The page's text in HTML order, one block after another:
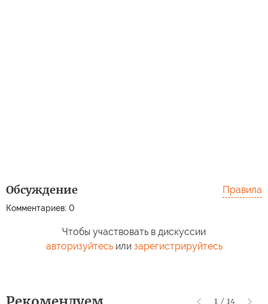
Обсуждение
Комментариев: 0
Чтобы участвовать в дискуссии